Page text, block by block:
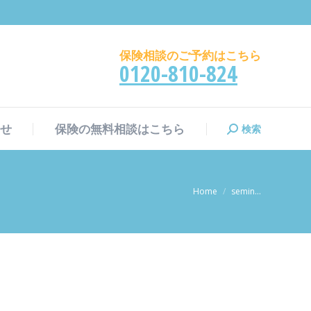
保険相談のご予約はこちら
0120-810-824
保険の無料相談はこちら
検 検索
現在地:
Home semin…
保険の無料相談はこちら
検